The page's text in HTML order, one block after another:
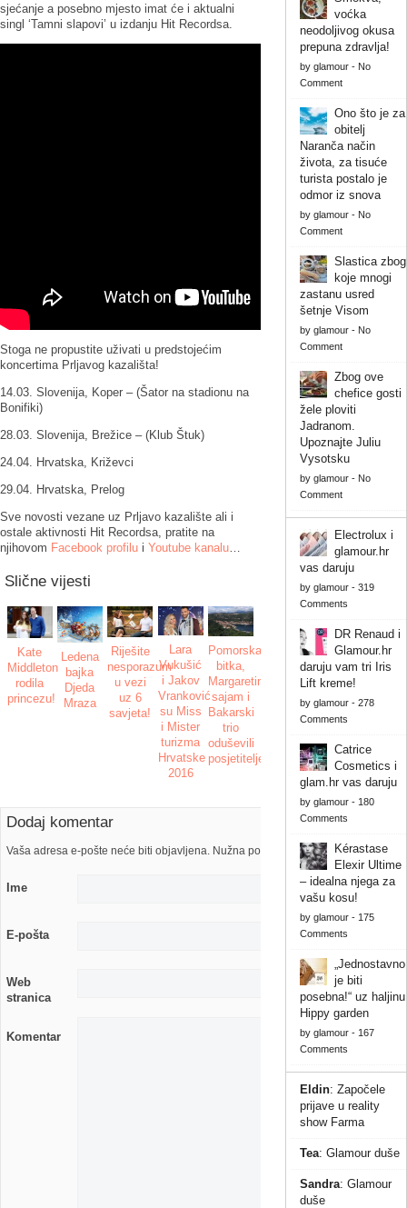
sjećanje a posebno mjesto imat će i aktualni
singl ‘Tamni slapovi’ u izdanju Hit Recordsa.
Stoga ne propustite uživati u predstojećim
koncertima Prljavog kazališta!
14.03. Slovenija, Koper – (Šator na stadionu na
Bonifiki)
28.03. Slovenija, Brežice – (Klub Štuk)
24.04. Hrvatska, Križevci
29.04. Hrvatska, Prelog
Sve novosti vezane uz Prljavo kazalište ali i
ostale aktivnosti Hit Recordsa, pratite na
njihovom Facebook profilu i Youtube kanalu
Slične vijesti
Kate
Middleton
rodila
princezu!
Ledena
bajka
Djeda
Mraza
Riješite
nesporazum
u vezi
uz 6
savjeta!
Lara
Vukušić
i Jakov
Vranković
su Miss
i Mister
turizma
Hrvatske
2016
Pomorska
bitka,
Margaretin
sajam i
Bakarski
trio
oduševili
posjetitelje!
Dodaj komentar
Vaša adresa e-pošte neće biti objavljena. Nužna polja su označena s
Ime
E-pošta
Web
stranica
Komentar
voćka
neodoljivog okusa
prepuna zdravlja!
by glamour- No
Comment
Ono što je za
obitelj
Naranča način
života, za tisuće
turista postalo je
odmor iz snova
by glamour- No
Comment
Slastica zbog
koje mnogi
zastanu usred
šetnje Visom
by glamour- No
Comment
Zbog ove
chefice gosti
žele ploviti
Jadranom.
Upoznajte Juliu
Vysotsku
by glamour- No
Comment
Electrolux i
glamour.hr
vas daruju
by glamour- 319
Comments
DR Renaud i
Glamour.hr
daruju vam tri Iris
Lift kreme!
by glamour- 278
Comments
Catrice
Cosmetics i
glam.hr vas daruju
by glamour- 180
Comments
Kérastase
Elexir Ultime
– idealna njega za
vašu kosu!
by glamour- 175
Comments
„Jednostavno
je biti
posebna!“ uz haljinu
Hippy garden
by glamour- 167
Comments
Eldin: Započele
prijave u reality
show Farma
Tea: Glamour duše
Sandra: Glamour
duše